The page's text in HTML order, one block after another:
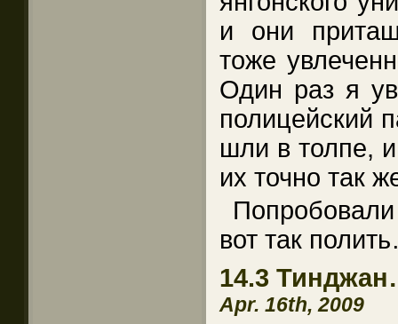
и они
тоже
Один раз я
полицейский
шли в толпе,
их точно так
вот так
14.3
Apr. 16th, 2009